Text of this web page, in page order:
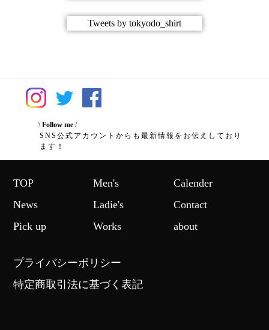
Tweets by tokyodo_shirt
\ Follow me/
SNS公式アカウントからも最新情報をお伝えしており
ます！
TOP
News
Pick up
Men's
Ladie's
Works
Calender
Contact
about
プライバシーポリシー
特定商取引法に基づく表記